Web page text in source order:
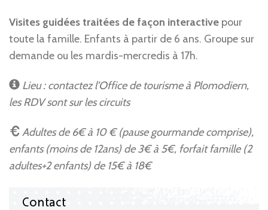
Visites guidées traitées de façon interactive pour
toute la famille. Enfants à partir de 6 ans. Groupe sur
demande ou les mardis-mercredis à 17h.
Lieu : contactez l’Office de tourisme à Plomodiern,
les RDV sont sur les circuits
Adultes de 6€ à 10 € (pause gourmande comprise),
enfants (moins de 12ans) de 3€ à 5€, forfait famille (2
adultes+2 enfants) de 15€ à 18€
Contact